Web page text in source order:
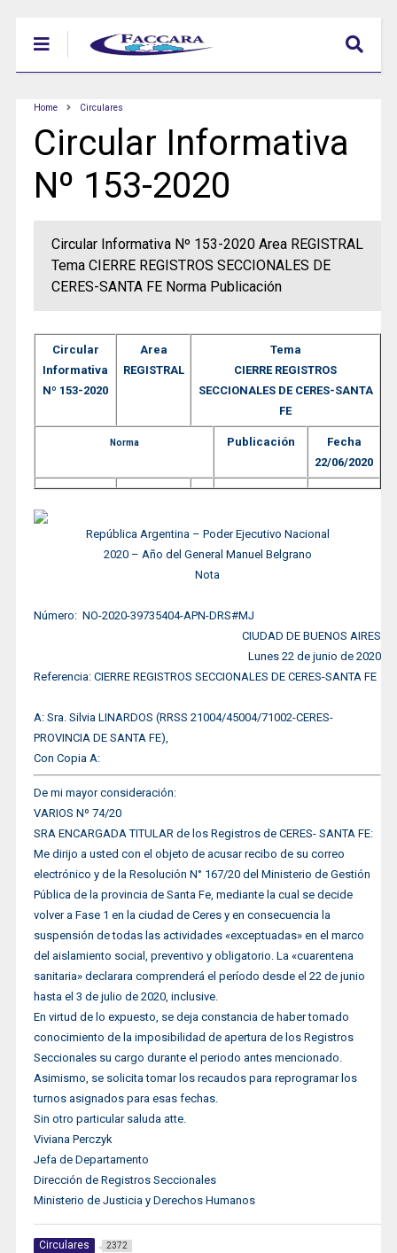
Home Circulares
Circular Informativa
Nº 153-2020
Circular Informativa Nº 153-2020 Area REGISTRAL
Tema CIERRE REGISTROS SECCIONALES DE
CERES-SANTA FE Norma Publicación
Circular
Informativa
Nº 153-2020
Area
REGISTRAL
Tema
CIERRE REGISTROS
SECCIONALES DE CERES-SANTA
FE
Norma Publicación
Fecha
22/06/2020
República Argentina – Poder Ejecutivo Nacional
2020 – Año del General Manuel Belgrano
Nota
Número: NO-2020-39735404-APN-DRS#MJ
CIUDAD DE BUENOS AIRES
Lunes 22 de junio de 2020
Referencia: CIERRE REGISTROS SECCIONALES DE CERES-SANTA FE
A: Sra. Silvia LINARDOS (RRSS 21004/45004/71002-CERES-
PROVINCIA DE SANTA FE),
Con Copia A:
De mi mayor consideración:
VARIOS Nº 74/20
SRA ENCARGADA TITULAR de los Registros de CERES- SANTA FE:
Me dirijo a usted con el objeto de acusar recibo de su correo
electrónico y de la Resolución N° 167/20 del Ministerio de Gestión
Pública de la provincia de Santa Fe, mediante la cual se decide
volver a Fase 1 en la ciudad de Ceres y en consecuencia la
suspensión de todas las actividades «exceptuadas» en el marco
del aislamiento social, preventivo y obligatorio. La «cuarentena
sanitaria» declarara comprenderá el período desde el 22 de junio
hasta el 3 de julio de 2020, inclusive.
En virtud de lo expuesto, se deja constancia de haber tomado
conocimiento de la imposibilidad de apertura de los Registros
Seccionales su cargo durante el periodo antes mencionado.
Asimismo, se solicita tomar los recaudos para reprogramar los
turnos asignados para esas fechas.
Sin otro particular saluda atte.
Viviana Perczyk
Jefa de Departamento
Dirección de Registros Seccionales
Ministerio de Justicia y Derechos Humanos
Circulares 2372